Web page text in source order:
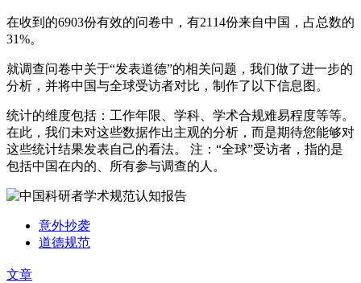
在收到的6903份有效的问卷中，有2114份来自中国，占总数的
31%。
就调查问卷中关于“发表道德”的相关问题，我们做了进一步的
分析，并将中国与全球受访者对比，制作了以下信息图。
统计的维度包括：工作年限、学科、学术合规难易程度等等。
在此，我们未对这些数据作出主观的分析，而是期待您能够对
这些统计结果发表自己的看法。 注：“全球”受访者，指的是
包括中国在内的、所有参与调查的人。
意外抄袭
道德规范
文章